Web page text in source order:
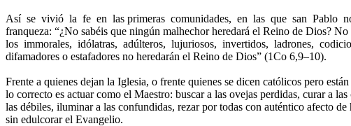
Así se vivió la fe en las primeras comunidades, en las que san Pablo
franqueza: “¿No sabéis que ningún malhechor heredará el Reino de Dios? No
los immorales, idólatras, adúlteros, lujuriosos, invertidos, ladrones,
difamadores o estafadores no heredarán el Reino de Dios” (1Co 6,9–10).
Frente a quienes dejan la Iglesia, o frente quienes se dicen católicos pero
lo correcto es actuar como el Maestro: buscar a las ovejas perdidas, curar a las
las débiles, iluminar a las confundidas, rezar por todas con auténtico afecto
sin edulcorar el Evangelio.